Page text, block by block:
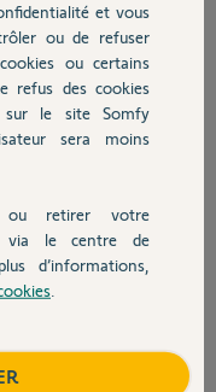
OK
(j’utilisai celui
en Wifi
et vous
ou de refuser
ou certains
refus des cookies
sur le site Somfy
sera moins
ou retirer votre
via le centre de
d’informations,